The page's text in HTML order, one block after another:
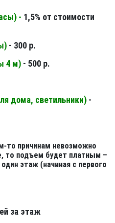
- 1,5% от стоимости
) - 300 р.
4 м) - 500 р.
дома, светильники) -
то причинам невозможно
то подъем будет платным –
этаж (начиная с первого
за этаж